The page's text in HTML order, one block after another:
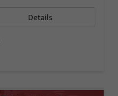
Details